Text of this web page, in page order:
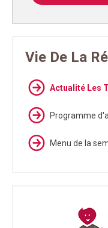
Vie De La
Actualité Les
Programme
Menu de la